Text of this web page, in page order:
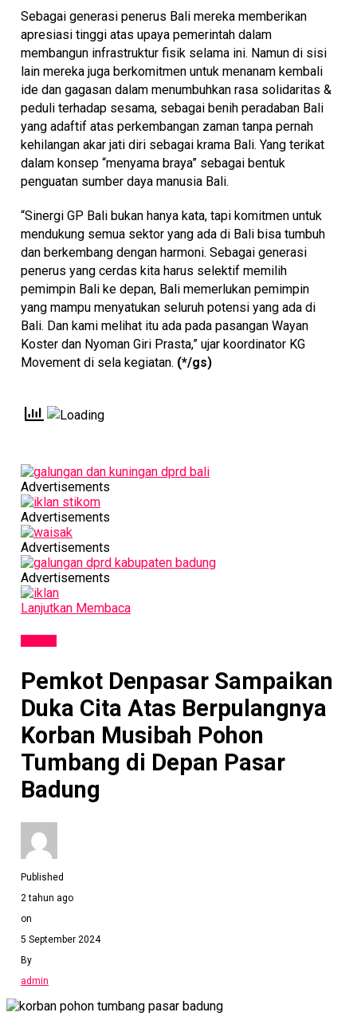
Sebagai generasi penerus Bali mereka memberikan
apresiasi tinggi atas upaya pemerintah dalam
membangun infrastruktur fisik selama ini. Namun di sisi
lain mereka juga berkomitmen untuk menanam kembali
ide dan gagasan dalam menumbuhkan rasa solidaritas &
peduli terhadap sesama, sebagai benih peradaban Bali
yang adaftif atas perkembangan zaman tanpa pernah
kehilangan akar jati diri sebagai krama Bali. Yang terikat
dalam konsep “menyama braya” sebagai bentuk
penguatan sumber daya manusia Bali.
“Sinergi GP Bali bukan hanya kata, tapi komitmen untuk
mendukung semua sektor yang ada di Bali bisa tumbuh
dan berkembang dengan harmoni. Sebagai generasi
penerus yang cerdas kita harus selektif memilih
pemimpin Bali ke depan, Bali memerlukan pemimpin
yang mampu menyatukan seluruh potensi yang ada di
Bali. Dan kami melihat itu ada pada pasangan Wayan
Koster dan Nyoman Giri Prasta,” ujar koordinator KG
Movement di sela kegiatan. (*/gs)
Advertisements
Advertisements
Advertisements
Advertisements
Lanjutkan Membaca
Pemkot Denpasar Sampaikan
Duka Cita Atas Berpulangnya
Korban Musibah Pohon
Tumbang di Depan Pasar
Badung
Published
2 tahun ago
on
5 September 2024
By
admin